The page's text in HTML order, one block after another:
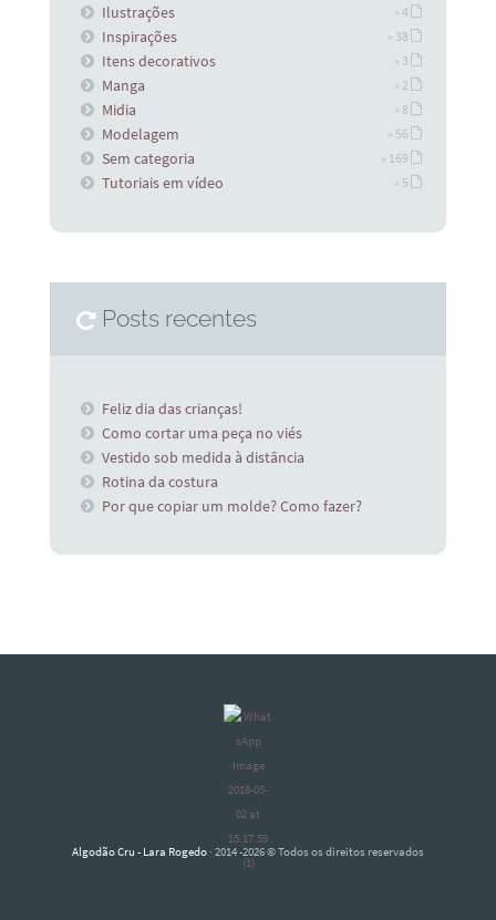
Ilustrações » 4
Inspirações » 38
Itens decorativos » 3
Manga » 2
Midia » 8
Modelagem » 56
Sem categoria » 169
Tutoriais em vídeo » 5
Posts recentes
Feliz dia das crianças!
Como cortar uma peça no viés
Vestido sob medida à distância
Rotina da costura
Por que copiar um molde? Como fazer?
Algodão Cru - Lara Rogedo · 2014 -2026 © Todos os direitos reservados